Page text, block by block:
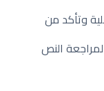
وتأكد من
النص